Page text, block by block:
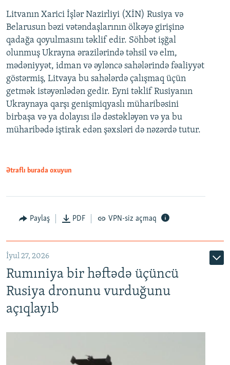
Litvanın Xarici İşlər Nazirliyi (XİN) Rusiya və
Belarusun bəzi vətəndaşlarının ölkəyə girişinə
qadağa qoyulmasını təklif edir. Söhbət işğal
olunmuş Ukrayna ərazilərində təhsil və elm,
mədəniyyət, idman və əyləncə sahələrində fəaliyyət
göstərmiş, Litvaya bu sahələrdə çalışmaq üçün
getmək istəyənlədən gedir. Eyni təklif Rusiyanın
Ukraynaya qarşı genişmiqyaslı müharibəsini
birbaşa və ya dolayısı ilə dəstəkləyən və ya bu
müharibədə iştirak edən şəxsləri də nəzərdə tutur.
Ətraflı burada oxuyun
Paylaş PDF VPN-siz açmaq
İyul 27, 2026
Rumıniya bir həftədə üçüncü
Rusiya dronunu vurduğunu
açıqlayıb